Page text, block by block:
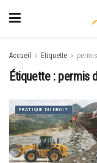
Accueil Etiquette
Étiquette : permis
PRATIQUE DU DROIT